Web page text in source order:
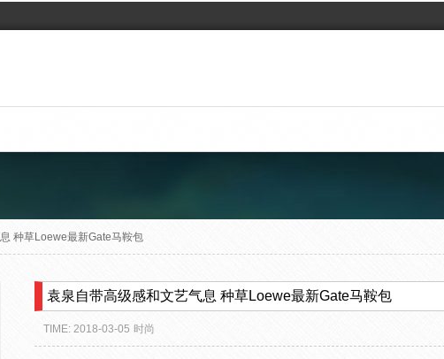
种草Loewe最新Gate马鞍包
袁泉自带高级感和文艺气息 种草Loewe最新Gate马鞍包
TIME: 2018-03-05 时尚